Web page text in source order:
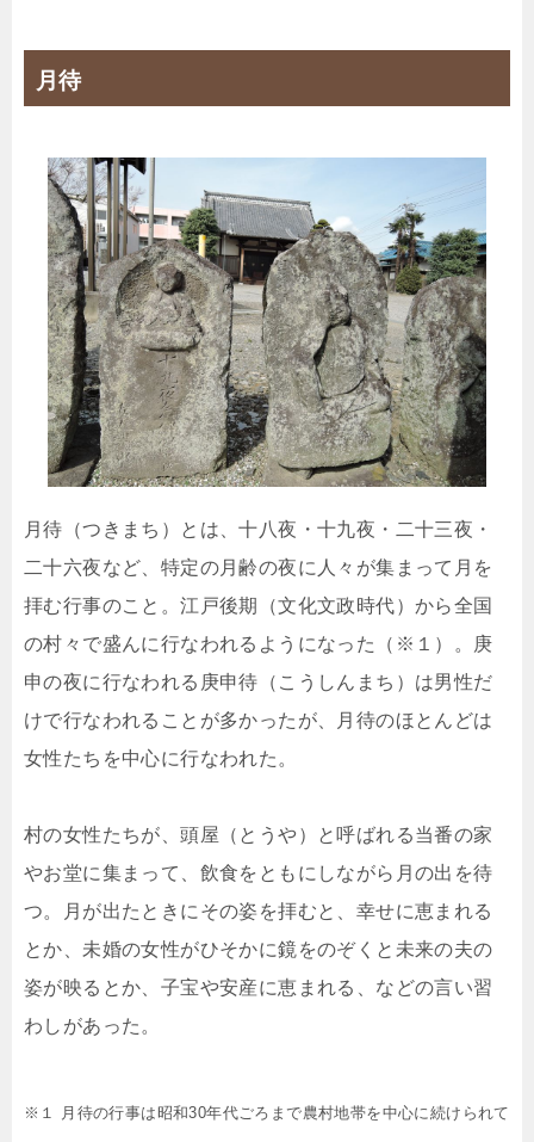
月待
月待（つきまち）とは、十八夜・十九夜・二十三夜・
二十六夜など、特定の月齢の夜に人々が集まって月を
拝む行事のこと。江戸後期（文化文政時代）から全国
の村々で盛んに行なわれるようになった（※１）。庚
申の夜に行なわれる庚申待（こうしんまち）は男性だ
けで行なわれることが多かったが、月待のほとんどは
女性たちを中心に行なわれた。
村の女性たちが、頭屋（とうや）と呼ばれる当番の家
やお堂に集まって、飲食をともにしながら月の出を待
つ。月が出たときにその姿を拝むと、幸せに恵まれる
とか、未婚の女性がひそかに鏡をのぞくと未来の夫の
姿が映るとか、子宝や安産に恵まれる、などの言い習
わしがあった。
※１ 月待の行事は昭和30年代ごろまで農村地帯を中心に続けられて